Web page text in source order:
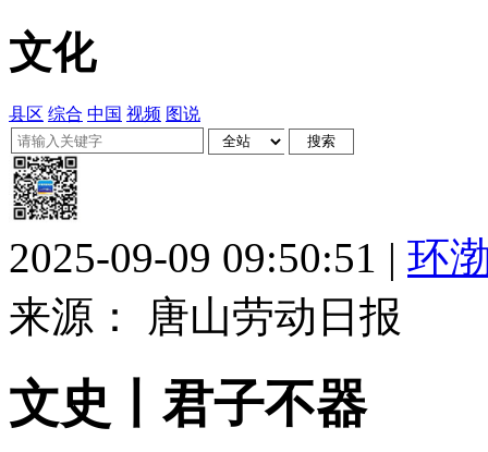
文化
县区 综合 中国 视频 图说
2025-09-09 09:50:51 | 环
来源： 唐山劳动日报
文史丨君子不器